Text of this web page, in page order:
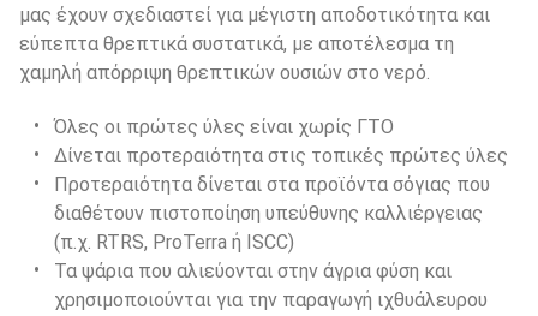
μας έχουν σχεδιαστεί για μέγιστη αποδοτικότητα και
εύπεπτα θρεπτικά συστατικά, με αποτέλεσμα τη
χαμηλή απόρριψη θρεπτικών ουσιών στο νερό.
Όλες οι πρώτες ύλες είναι χωρίς ΓΤΟ
Δίνεται προτεραιότητα στις τοπικές πρώτες ύλες
Προτεραιότητα δίνεται στα προϊόντα σόγιας που
διαθέτουν πιστοποίηση υπεύθυνης καλλιέργειας
(π.χ. RTRS, ProTerra ή ISCC)
Τα ψάρια που αλιεύονται στην άγρια φύση και
χρησιμοποιούνται για την παραγωγή ιχθυάλευρου